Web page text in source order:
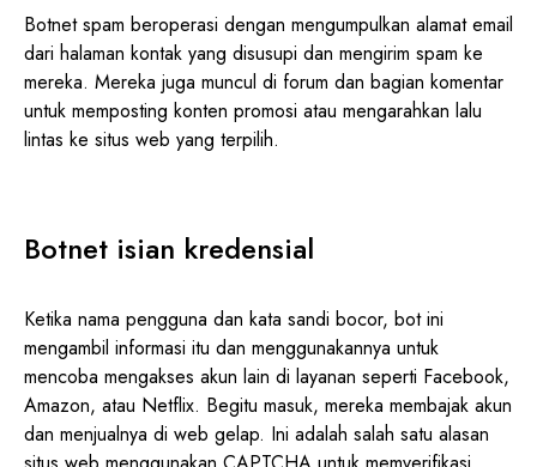
Botnet spam beroperasi dengan mengumpulkan alamat email
dari halaman kontak yang disusupi dan mengirim spam ke
mereka. Mereka juga muncul di forum dan bagian komentar
untuk memposting konten promosi atau mengarahkan lalu
lintas ke situs web yang terpilih.
Botnet isian kredensial
Ketika nama pengguna dan kata sandi bocor, bot ini
mengambil informasi itu dan menggunakannya untuk
mencoba mengakses akun lain di layanan seperti Facebook,
Amazon, atau Netflix. Begitu masuk, mereka membajak akun
dan menjualnya di web gelap. Ini adalah salah satu alasan